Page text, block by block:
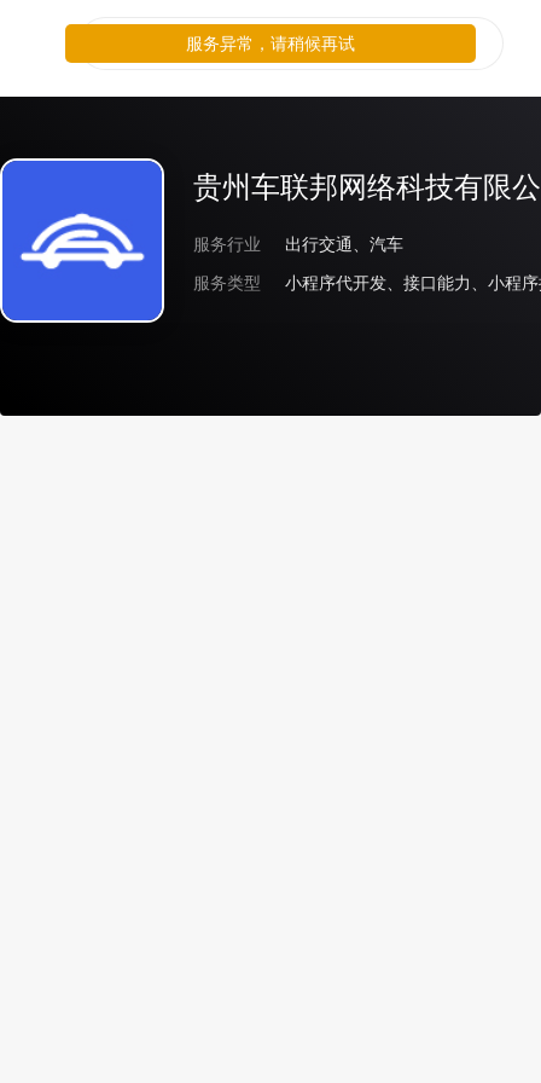
贵州车联邦网络科技有限
服务行业
出行交通、汽车
服务类型
小程序代开发、接口能力、小程
服务异常，请稍候再试